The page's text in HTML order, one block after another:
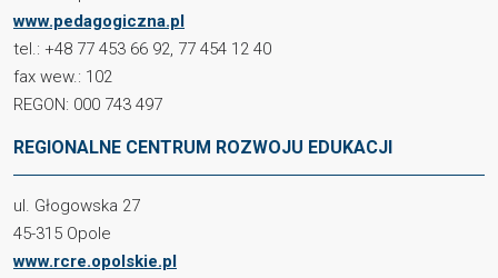
www.pedagogiczna.pl
tel.: +48 77 453 66 92, 77 454 12 40
fax wew.: 102
REGON: 000 743 497
REGIONALNE CENTRUM ROZWOJU EDUKACJI
ul. Głogowska 27
45-315 Opole
www.rcre.opolskie.pl